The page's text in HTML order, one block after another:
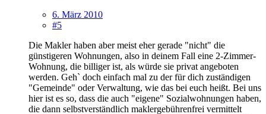
6. März 2010
#5
Die Makler haben aber meist eher gerade "nicht" die
günstigeren Wohnungen, also in deinem Fall eine 2-Zimmer-
Wohnung, die billiger ist, als würde sie privat angeboten
werden. Geh` doch einfach mal zu der für dich zuständigen
"Gemeinde" oder Verwaltung, wie das bei euch heißt. Bei uns
hier ist es so, dass die auch "eigene" Sozialwohnungen haben,
die dann selbstverständlich maklergebührenfrei vermittelt